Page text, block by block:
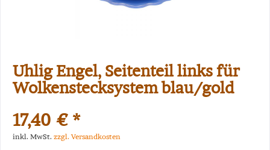
Uhlig Engel, Seitenteil links für
Wolkenstecksystem blau/gold
17,40 € *
inkl. MwSt. zzgl. Versandkosten